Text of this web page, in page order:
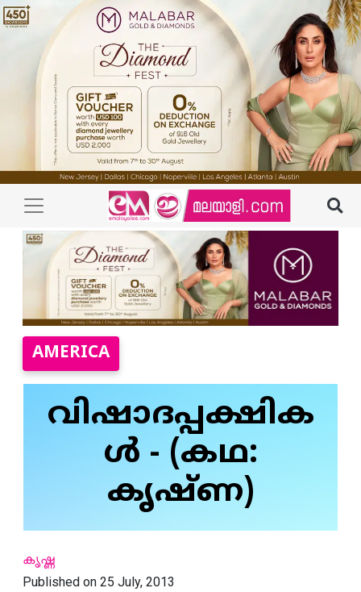
AMERICA
വിഷാദപ്പക്ഷിക
ള്‍ - (കഥ:
കൃഷ്ണ)
കൃഷ്ണ
Published on 25 July, 2013